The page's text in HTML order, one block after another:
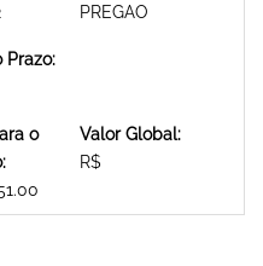
PREGAO
Prazo:
o
Valor Global:
R$